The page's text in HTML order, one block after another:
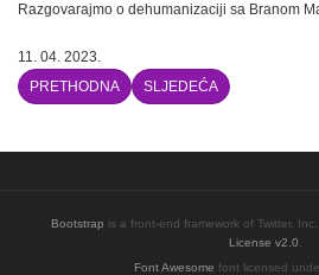
Razgovarajmo o dehumanizaciji sa Branom
11. 04. 2023.
PRETHODNA
SLJEDEĆA
Bootstrap is a front-end framework of Twitter,
License v2.0
Font Awesome font licensed